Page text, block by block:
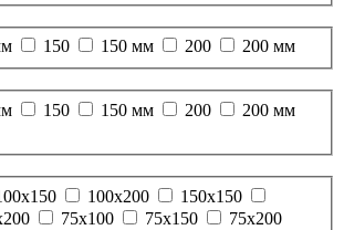
150 150 мм 200
200 мм
150 150 мм 200
200 мм
100х200
150х150
75х100 75х150 75х200